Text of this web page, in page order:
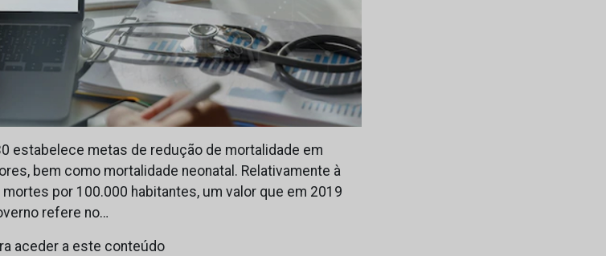
estabelece metas de redução de mortalidade em
bem como mortalidade neonatal. Relativamente à
por 100.000 habitantes, um valor que em 2019
refere no…
aceder a este conteúdo